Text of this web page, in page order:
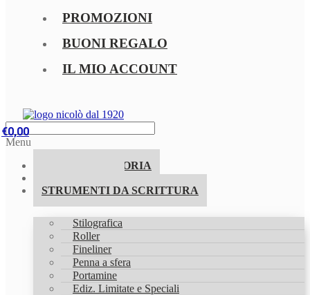
PROMOZIONI
BUONI REGALO
IL MIO ACCOUNT
€0,00
Menu
LA NOSTRA STORIA
STRUMENTI DA SCRITTURA
Stilografica
Roller
Fineliner
Penna a sfera
Portamine
Ediz. Limitate e Speciali